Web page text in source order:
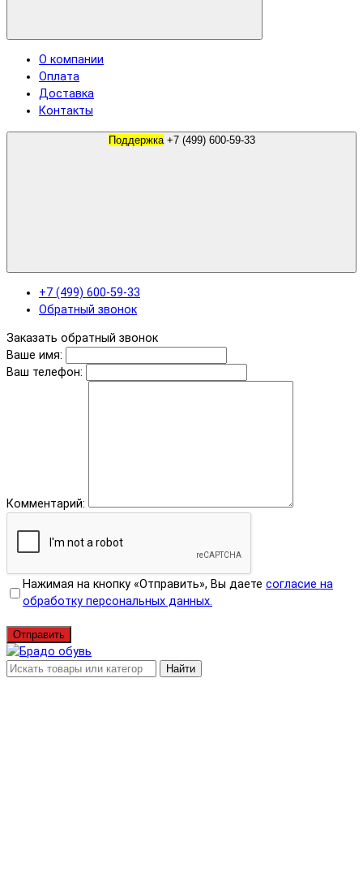
О компании
Оплата
Доставка
Контакты
Поддержка +7 (499) 600-59-33
+7 (499) 600-59-33
Обратный звонок
Заказать обратный звонок
Ваше имя:
Ваш телефон:
Комментарий:
Нажимая на кнопку «Отправить», Вы даете согласие на
обработку персональных данных.
Отправить
Найти